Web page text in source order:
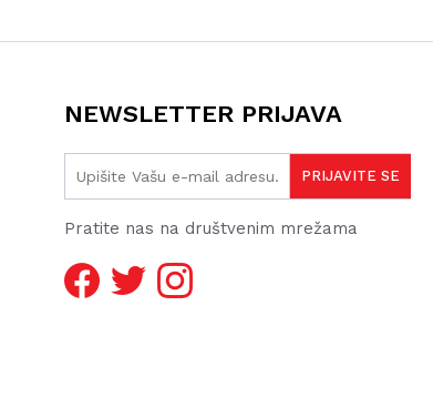
NEWSLETTER PRIJAVA
Pratite nas na društvenim mrežama